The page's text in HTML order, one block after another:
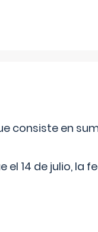
consiste en
el 14 de julio, la